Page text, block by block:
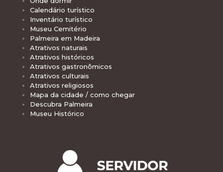
Calendário turístico
Inventário turístico
Museu Cemitério
Palmeira em Madeira
Atrativos naturais
Atrativos históricos
Atrativos gastronômicos
Atrativos culturais
Atrativos religiosos
Mapa da cidade / como chegar
Descubra Palmeira
Museu Histórico